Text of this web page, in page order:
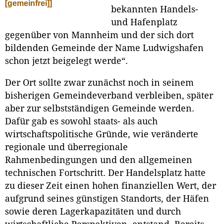
[gemeinfrei]]
bekannten Handels-
und Hafenplatz
gegenüber von Mannheim und der sich dort
bildenden Gemeinde der Name Ludwigshafen
schon jetzt beigelegt werde“.
Der Ort sollte zwar zunächst noch in seinem
bisherigen Gemeindeverband verbleiben, später
aber zur selbstständigen Gemeinde werden.
Dafür gab es sowohl staats- als auch
wirtschaftspolitische Gründe, wie veränderte
regionale und überregionale
Rahmenbedingungen und den allgemeinen
technischen Fortschritt. Der Handelsplatz hatte
zu dieser Zeit einen hohen finanziellen Wert, der
aufgrund seines günstigen Standorts, der Häfen
sowie deren Lagerkapazitäten und durch